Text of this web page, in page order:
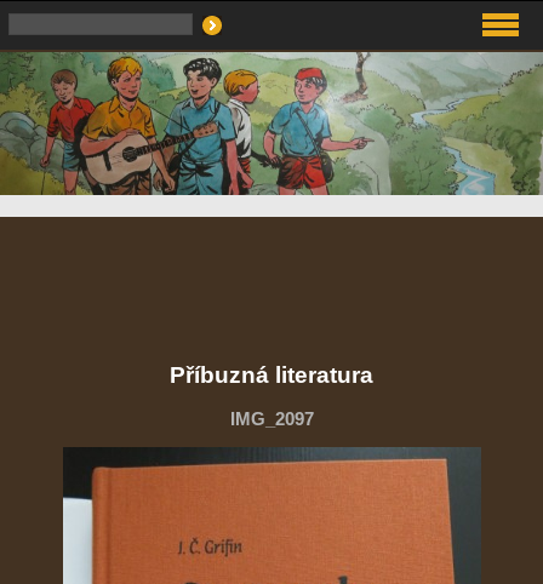
Příbuzná literatura
IMG_2097